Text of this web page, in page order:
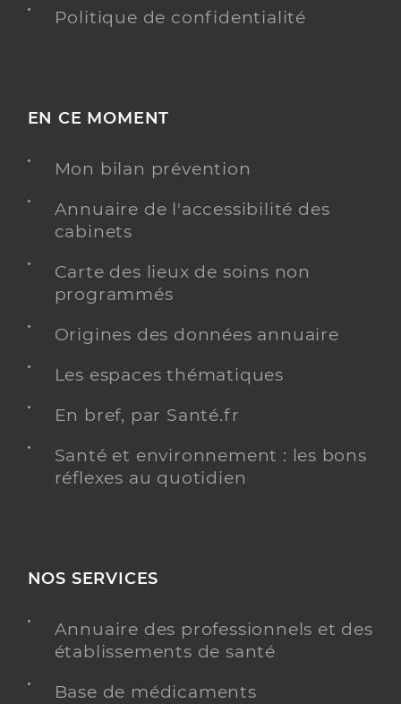
Politique de confidentialité
EN CE MOMENT
Mon bilan prévention
Annuaire de l'accessibilité des
cabinets
Carte des lieux de soins non
programmés
Origines des données annuaire
Les espaces thématiques
En bref, par Santé.fr
Santé et environnement : les bons
réflexes au quotidien
NOS SERVICES
Annuaire des professionnels et des
établissements de santé
Base de médicaments